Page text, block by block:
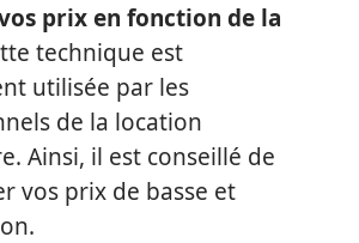
prix en fonction de la
technique est
utilisée par les
de la location
Ainsi, il est conseillé de
vos prix de basse et